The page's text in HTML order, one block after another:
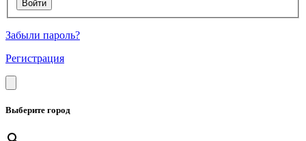
Забыли пароль?
Регистрация
Выберите город